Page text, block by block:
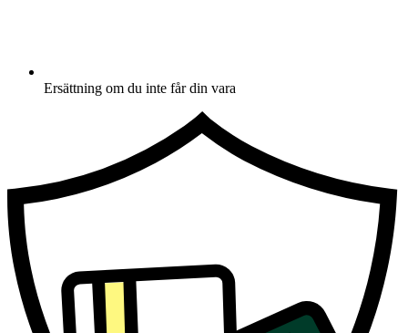
Ersättning om du inte får din vara